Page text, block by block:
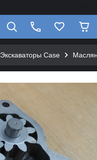
Экскаваторы Case